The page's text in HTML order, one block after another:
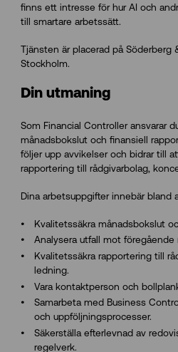
finns ett intresse för hur AI och
till smartare arbetssätt.
Tjänsten är placerad på Söderberg
Stockholm.
Din utmaning
Som Financial Controller ansvarar
månadsbokslut och finansiell
följer upp avvikelser och bidrar till
rapportering till rådgivarbolag,
Dina arbetsuppgifter innebär bland
Kvalitetssäkra månadsbokslut
Analysera utfall mot
Kvalitetssäkra rapportering till
ledning.
Vara kontaktperson och
Samarbeta med Business
och uppföljningsprocesser.
Säkerställa efterlevnad av
regelverk.